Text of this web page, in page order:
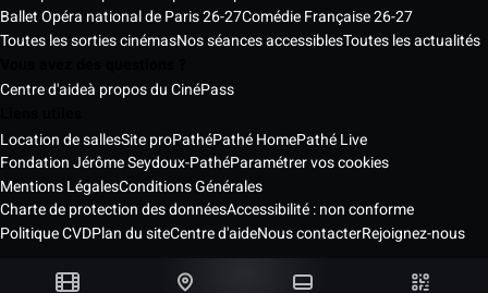
Ballet Opéra national de Paris 26-27Comédie Française 26-27
Toutes les sorties cinémasNos séances accessiblesToutes les actualités
Centre d'aideà propos du CinéPass
Location de sallesSite proPathéPathé HomePathé Live
Fondation Jérôme Seydoux-PathéParamétrer vos cookies
Mentions LégalesConditions Générales
Charte de protection des donnéesAccessibilité : non conforme
Politique CVDPlan du siteCentre d'aideNous contacterRejoignez-nous
Pathé Cinémas Services © 2026